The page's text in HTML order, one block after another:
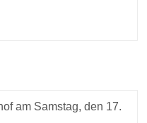
am Samstag, den 17.